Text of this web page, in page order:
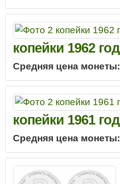
копейки 1962
Средняя цена монеты:
копейки 1961
Средняя цена монеты: